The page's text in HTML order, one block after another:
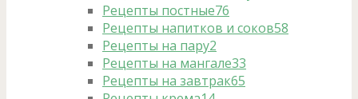
Рецепты постные76
Рецепты напитков и соков58
Рецепты на пару2
Рецепты на мангале33
Рецепты на завтрак65